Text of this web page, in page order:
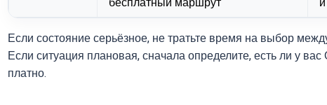
Если состояние серьёзное, не тратьте время на выбор
Если ситуация плановая, сначала определите, есть ли у
платно.